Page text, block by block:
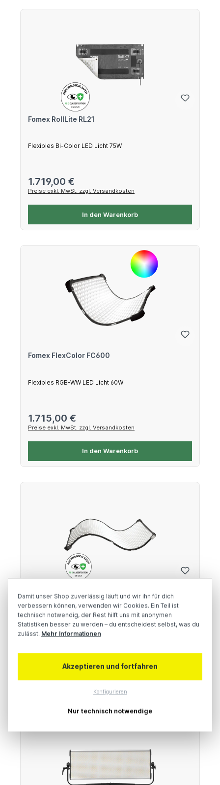
Fomex RollLite RL21
Flexibles Bi-Color LED Licht 75W
Regulärer Preis:
1.719,00 €
Preise exkl. MwSt. zzgl. Versandkosten
In den Warenkorb
Fomex FlexColor FC600
Flexibles RGB-WW LED Licht 60W
Regulärer Preis:
1.715,00 €
Preise exkl. MwSt. zzgl. Versandkosten
In den Warenkorb
Fomex FL1200
120W Bi-Color Flexible LED Matte
Regulärer Preis:
1.700,00 €
Preise exkl. MwSt. zzgl. Versandkosten
Damit unser Shop zuverlässig läuft und wir ihn für dich
verbessern können, verwenden wir Cookies. Ein Teil ist
technisch notwendig, der Rest hilft uns mit anonymen
Statistiken besser zu werden – du entscheidest selbst, was du
zulässt. Mehr Informationen
Akzeptieren und fortfahren
Nur technisch notwendige
Konfigurieren